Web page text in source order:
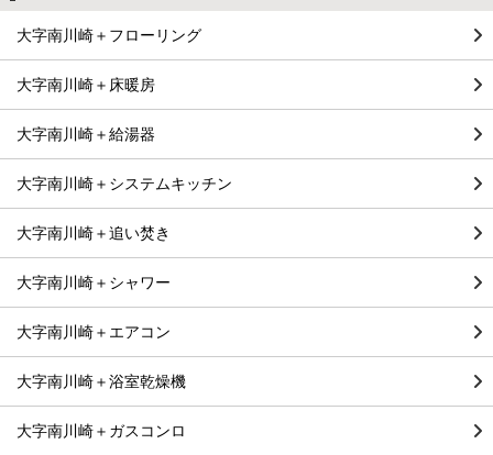
大字南川崎＋フローリング
大字南川崎＋床暖房
大字南川崎＋給湯器
大字南川崎＋システムキッチン
大字南川崎＋追い焚き
大字南川崎＋シャワー
大字南川崎＋エアコン
大字南川崎＋浴室乾燥機
大字南川崎＋ガスコンロ